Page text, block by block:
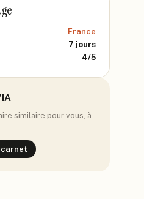
France
7 jours
4/5
similaire pour vous, à
carnet